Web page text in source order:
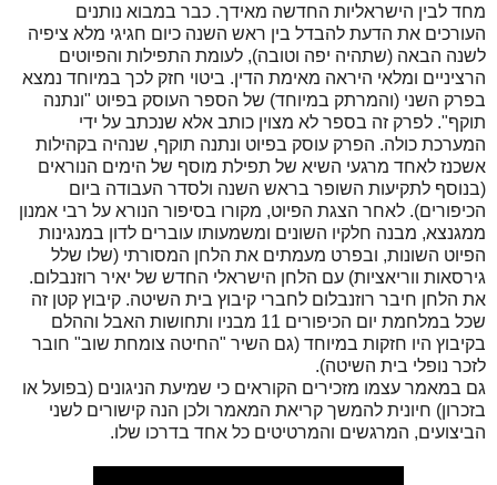
מחד לבין הישראליות החדשה מאידך. כבר במבוא נותנים
העורכים את הדעת להבדל בין ראש השנה כיום חגיגי מלא ציפיה
לשנה הבאה (שתהיה יפה וטובה), לעומת התפילות והפיוטים
הרציניים ומלאי היראה מאימת הדין. ביטוי חזק לכך במיוחד נמצא
בפרק השני (והמרתק במיוחד) של הספר העוסק בפיוט "ונתנה
תוקף". לפרק זה בספר לא מצוין כותב אלא שנכתב על ידי
המערכת כולה. הפרק עוסק בפיוט ונתנה תוקף, שנהיה בקהילות
אשכנז לאחד מרגעי השיא של תפילת מוסף של הימים הנוראים
(בנוסף לתקיעות השופר בראש השנה ולסדר העבודה ביום
הכיפורים). לאחר הצגת הפיוט, מקורו בסיפור הנורא על רבי אמנון
ממגנצא, מבנה חלקיו השונים ומשמעותו עוברים לדון במנגינות
הפיוט השונות, ובפרט מעמתים את הלחן המסורתי (שלו שלל
גירסאות ווריאציות) עם הלחן הישראלי החדש של יאיר רוזנבלום.
את הלחן חיבר רוזנבלום לחברי קיבוץ בית השיטה. קיבוץ קטן זה
שכל במלחמת יום הכיפורים 11 מבניו ותחושות האבל וההלם
בקיבוץ היו חזקות במיוחד (גם השיר "החיטה צומחת שוב" חובר
לזכר נופלי בית השיטה).
גם במאמר עצמו מזכירים הקוראים כי שמיעת הניגונים (בפועל או
בזכרון) חיונית להמשך קריאת המאמר ולכן הנה קישורים לשני
הביצועים, המרגשים והמרטיטים כל אחד בדרכו שלו.